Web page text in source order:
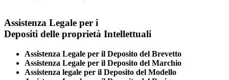
Assistenza Legale per i
Depositi delle proprietà Intellettuali
Assistenza Legale per il Deposito del Brevetto
Assistenza Legale per il Deposito del Marchio
Assistenza legale per il Deposito del Modello